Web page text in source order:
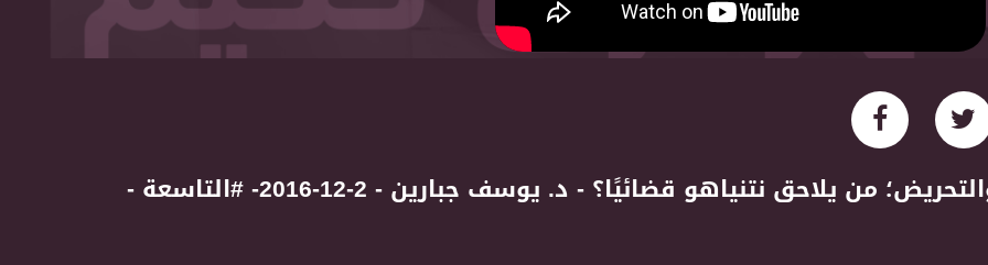
الحرائق والتحريض؛ من يلاحق نتنياهو قضائيًا؟ - د. يوسف جبارين - 2-12-2016- #التاسعة -